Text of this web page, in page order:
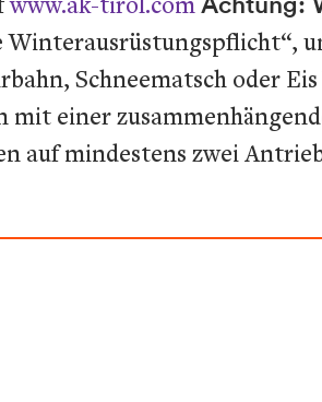
Winterausrüstungspflicht“,
Schneematsch oder
mit einer
auf mindestens zwei